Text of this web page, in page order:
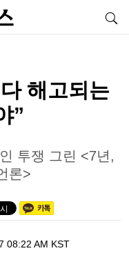
해고되는
”
투쟁 그린 <7년,
론>
08:22 AM KST